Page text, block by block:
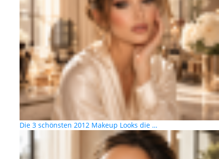
Die 3 schönsten 2012 Makeup Looks die …